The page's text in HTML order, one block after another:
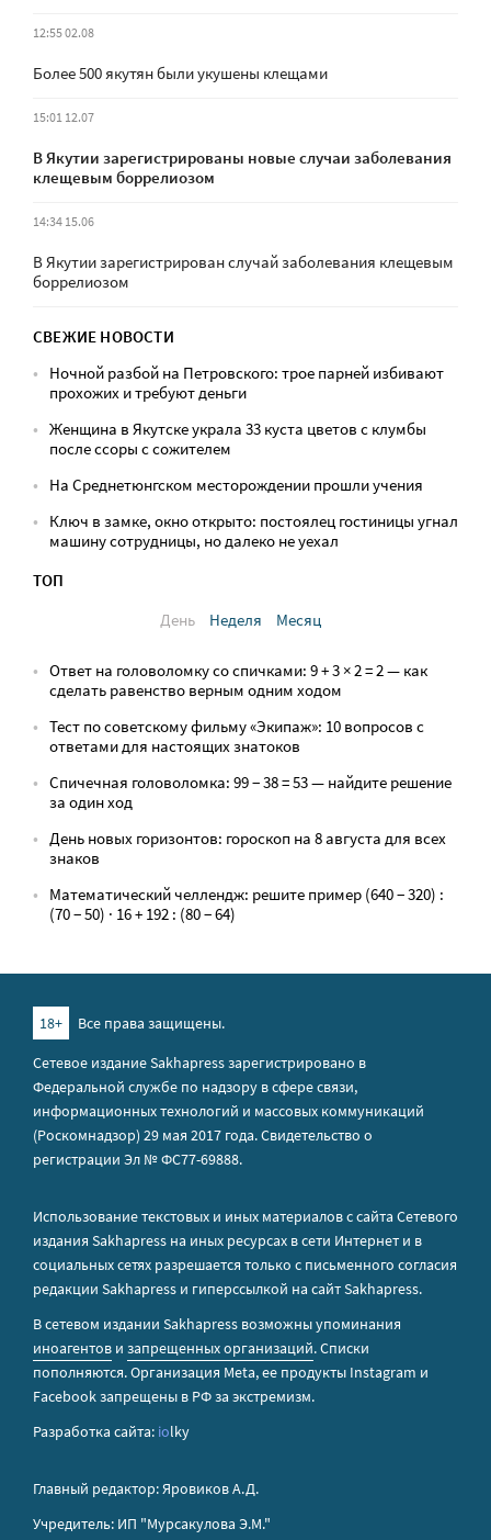
12:55 02.08
Более 500 якутян были укушены клещами
15:01 12.07
В Якутии зарегистрированы новые случаи заболевания
клещевым боррелиозом
14:34 15.06
В Якутии зарегистрирован случай заболевания клещевым
боррелиозом
СВЕЖИЕ НОВОСТИ
Ночной разбой на Петровского: трое парней избивают
прохожих и требуют деньги
Женщина в Якутске украла 33 куста цветов с клумбы
после ссоры с сожителем
На Среднетюнгском месторождении прошли учения
Ключ в замке, окно открыто: постоялец гостиницы угнал
машину сотрудницы, но далеко не уехал
ТОП
День
Неделя Месяц
Ответ на головоломку со спичками: 9 + 3 × 2 = 2 — как
сделать равенство верным одним ходом
Тест по советскому фильму «Экипаж»: 10 вопросов с
ответами для настоящих знатоков
Спичечная головоломка: 99 − 38 = 53 — найдите решение
за один ход
День новых горизонтов: гороскоп на 8 августа для всех
знаков
Математический челлендж: решите пример (640 − 320) :
(70 − 50) · 16 + 192 : (80 − 64)
18+
Все права защищены.
Сетевое издание Sakhapress зарегистрировано в
Федеральной службе по надзору в сфере связи,
информационных технологий и массовых коммуникаций
(Роскомнадзор) 29 мая 2017 года. Свидетельство о
регистрации Эл № ФС77-69888.
Использование текстовых и иных материалов с сайта Сетевого
издания Sakhapress на иных ресурсах в сети Интернет и в
социальных сетях разрешается только с письменного согласия
редакции Sakhapress и гиперссылкой на сайт Sakhapress.
В сетевом издании Sakhapress возможны упоминания
иноагентов и запрещенных организаций. Списки
пополняются. Организация Metа, ее продукты Instagram и
Facebook запрещены в РФ за экстремизм.
Разработка сайта: iolky
Главный редактор: Яровиков А.Д.
Учредитель: ИП "Мурсакулова Э.М."